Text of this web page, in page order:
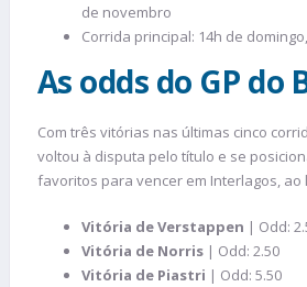
de novembro
Corrida principal: 14h de
As odds do GP do
Com três vitórias nas últimas cinco
voltou à disputa pelo título e se
favoritos para vencer em Interlagos, ao
Vitória de Verstappen | Odd:
Vitória de Norris | Odd: 2.50
Vitória de Piastri | Odd: 5.50